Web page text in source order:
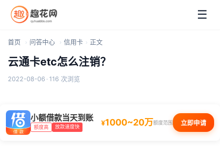
☰
首页 问答中心 信用卡 正文
云通卡etc怎么注销？
2022-08-06 · 116 次浏览
小额借款当天到账
额度高 放款速度快 ¥1000~20万额度范围 立即申请